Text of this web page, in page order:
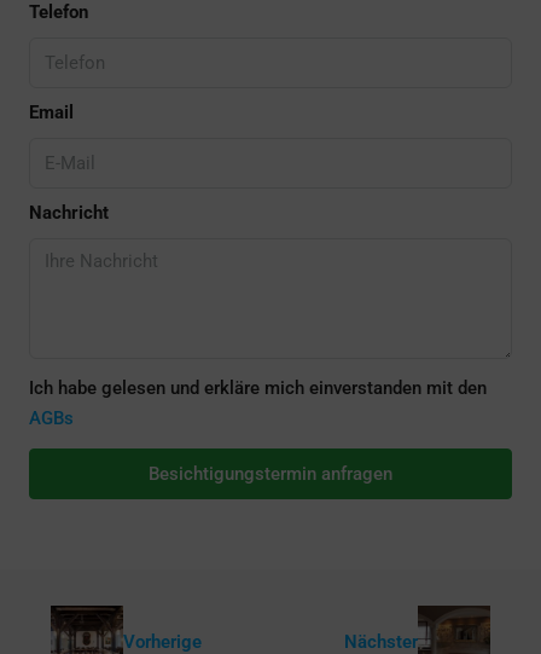
Telefon
Email
Nachricht
Ich habe gelesen und erkläre mich einverstanden mit den
AGBs
Besichtigungstermin anfragen
Vorherige Nächster